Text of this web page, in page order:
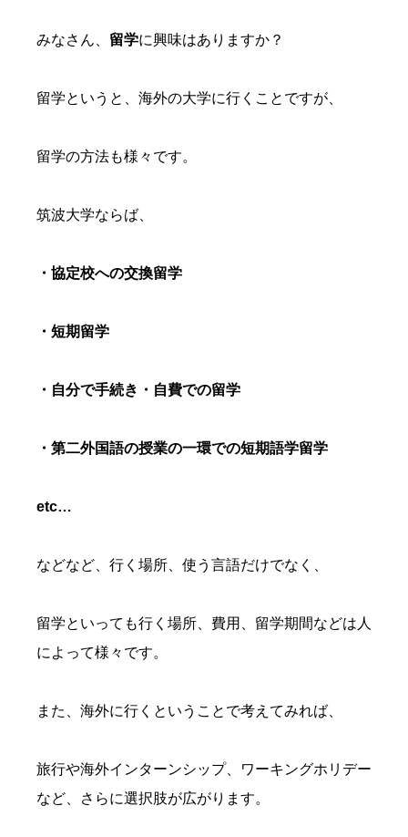
みなさん、 留学に興味はありますか？
留学というと、海外の大学に行くことですが、
留学の方法も様々です。
筑波大学ならば、
・協定校への交換留学
・短期留学
・自分で手続き・自費での留学
・第二外国語の授業の一環での短期語学留学
etc…
などなど、行く場所、使う言語だけでなく、
留学といっても行く場所、費用、留学期間などは人
によって様々です。
また、海外に行くということで考えてみれば、
旅行や海外インターンシップ、ワーキングホリデー
など、さらに選択肢が広がります。